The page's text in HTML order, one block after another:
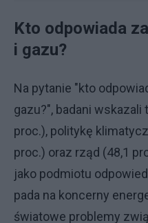
Kto odpowiada
i gazu?
Na pytanie "kto
gazu?", badani
proc.), politykę
proc.) oraz rząd (48,1
jako podmiotu
pada na koncerny
światowe problemy